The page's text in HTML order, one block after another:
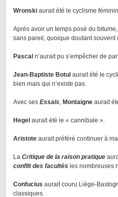
Wronski aurait été le cyclisme
Après avoir un temps posé du bitume,
sans pareil, quoique doutant souvent
Pascal n’aurait pu s’empêcher de
Jean-Baptiste Botul aurait été le
bien mais qui n’existe pas.
Avec ses Essais, Montaigne aurait
Hegel aurait été le « cannibale ».
Aristote aurait préféré continuer à
La Critique de la raison pratique
conflit des facultés les nombreuses
Confucius aurait couru Liège-
classiques.